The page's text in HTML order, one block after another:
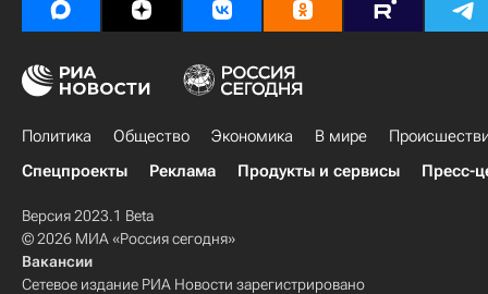
Политика Общество Экономика В мире
Спецпроекты
Реклама Продукты и сервисы Пресс-
Версия 2023.1 Beta
© 2026 МИА «Россия сегодня»
Вакансии
Сетевое издание РИА Новости зарегистрировано